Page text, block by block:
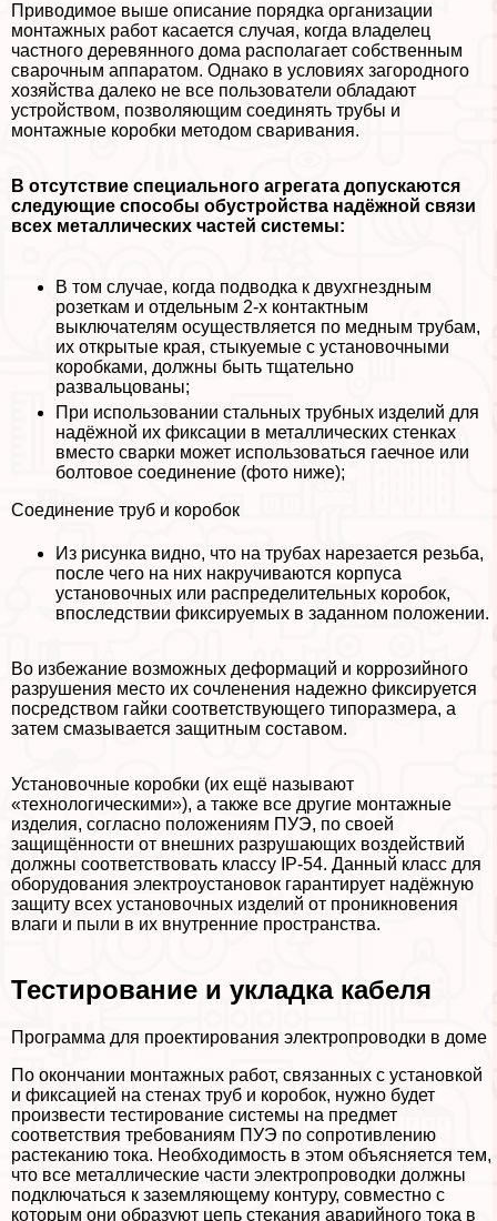
Приводимое выше описание порядка организации
монтажных работ касается случая, когда владелец
частного деревянного дома располагает собственным
сварочным аппаратом. Однако в условиях загородного
хозяйства далеко не все пользователи обладают
устройством, позволяющим соединять трубы и
монтажные коробки методом сваривания.
В отсутствие специального агрегата допускаются
следующие способы обустройства надёжной связи
всех металлических частей системы:
В том случае, когда подводка к двухгнездным
розеткам и отдельным 2-х контактным
выключателям осуществляется по медным трубам,
их открытые края, стыкуемые с установочными
коробками, должны быть тщательно
развальцованы;
При использовании стальных трубных изделий для
надёжной их фиксации в металлических стенках
вместо сварки может использоваться гаечное или
болтовое соединение (фото ниже);
Соединение труб и коробок
Из рисунка видно, что на трубах нарезается резьба,
после чего на них накручиваются корпуса
установочных или распределительных коробок,
впоследствии фиксируемых в заданном положении.
Во избежание возможных деформаций и коррозийного
разрушения место их сочлeнения надежно фиксируется
посредством гайки соответствующего типоразмера, а
затем смазывается защитным составом.
Установочные коробки (их ещё называют
«технологическими»), а также все другие монтажные
изделия, согласно положениям ПУЭ, по своей
защищённости от внешних разрушающих воздействий
должны соответствовать классу IP-54. Данный класс для
оборудования электроустановок гарантирует надёжную
защиту всех установочных изделий от проникновения
влаги и пыли в их внутренние прострaнcтва.
Тестирование и укладка кабеля
Программа для проектирования электропроводки в доме
По окончании монтажных работ, связанных с установкой
и фиксацией на стенах труб и коробок, нужно будет
произвести тестирование системы на предмет
соответствия требованиям ПУЭ по сопротивлению
растеканию тока. Необходимость в этом объясняется тем,
что все металлические части электропроводки должны
подключаться к заземляющему контуру, совместно с
которым они образуют цепь стекания аварийного тока в